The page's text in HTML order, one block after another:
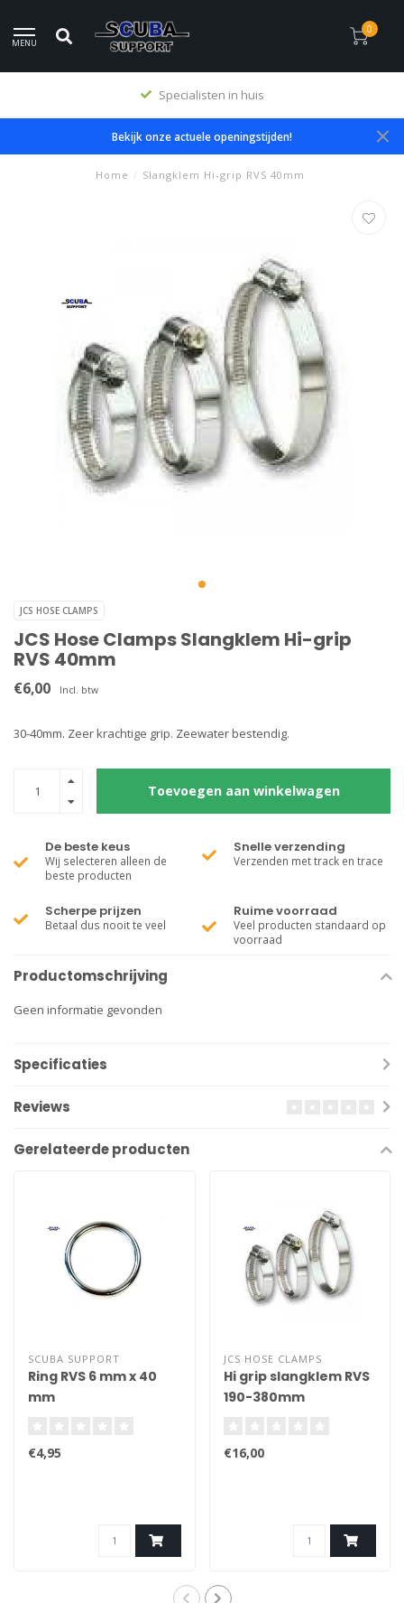
MENU
0
Specialisten in huis
Bekijk onze actuele openingstijden!
Home / Slangklem Hi-grip RVS 40mm
JCS HOSE CLAMPS
JCS Hose Clamps Slangklem Hi-grip
RVS 40mm
€6,00 Incl. btw
30-40mm. Zeer krachtige grip. Zeewater bestendig.
Toevoegen aan winkelwagen
De beste keus
Wij selecteren alleen de
beste producten
Snelle verzending
Verzenden met track en trace
Scherpe prijzen
Betaal dus nooit te veel
Ruime voorraad
Veel producten standaard op
voorraad
Productomschrijving
Geen informatie gevonden
Specificaties
Reviews
Gerelateerde producten
SCUBA SUPPORT
Ring RVS 6 mm x 40
mm
€4,95
JCS HOSE CLAMPS
Hi grip slangklem RVS
190-380mm
€16,00